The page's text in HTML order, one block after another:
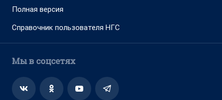
Полная версия
Справочник пользователя НГС
Мы в соцсетях